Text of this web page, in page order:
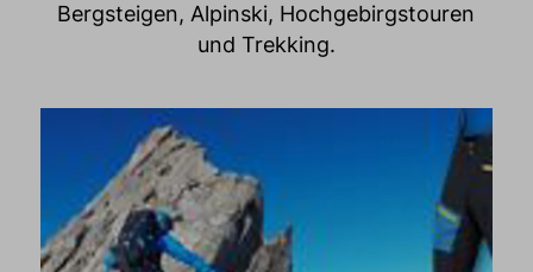
Bergsteigen, Alpinski, Hochgebirgstouren
und Trekking.